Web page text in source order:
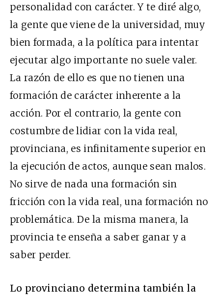
personalidad con carácter. Y te diré algo,
la gente que viene de la universidad, muy
bien formada, a la política para intentar
ejecutar algo importante no suele valer.
La razón de ello es que no tienen una
formación de carácter inherente a la
acción. Por el contrario, la gente con
costumbre de lidiar con la vida real,
provinciana, es infinitamente superior en
la ejecución de actos, aunque sean malos.
No sirve de nada una formación sin
fricción con la vida real, una formación no
problemática. De la misma manera, la
provincia te enseña a saber ganar y a
saber perder.
Lo provinciano determina también la